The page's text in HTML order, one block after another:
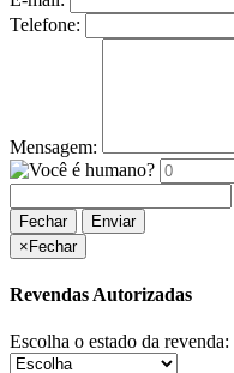
Telefone:
Mensagem:
Fechar
Enviar
× Fechar
Revendas Autorizadas
Escolha o estado da revenda: